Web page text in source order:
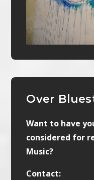
Over
Want to have
considered for
Music?
Contact: